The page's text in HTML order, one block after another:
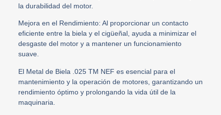
la durabilidad del motor.
Mejora en el Rendimiento: Al proporcionar un contacto
eficiente entre la biela y el cigüeñal, ayuda a minimizar el
desgaste del motor y a mantener un funcionamiento
suave.
El Metal de Biela .025 TM NEF es esencial para el
mantenimiento y la operación de motores, garantizando un
rendimiento óptimo y prolongando la vida útil de la
maquinaria.